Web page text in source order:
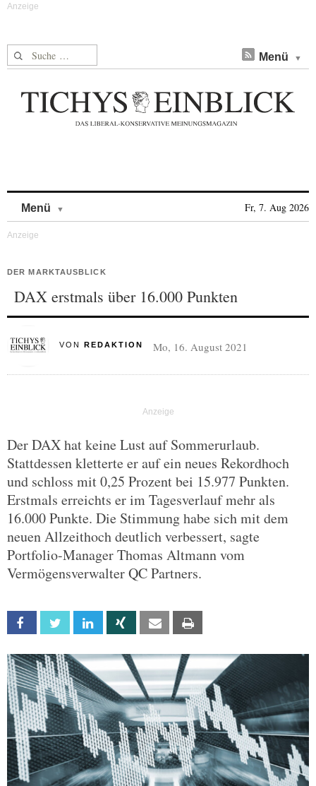
Suche nach: Menü
Menü Fr, 7. Aug 2026
DER MARKTAUSBLICK
DAX erstmals über 16.000 Punkten
VON REDAKTION Mo, 16. August 2021
Der DAX hat keine Lust auf Sommerurlaub.
Stattdessen kletterte er auf ein neues Rekordhoch
und schloss mit 0,25 Prozent bei 15.977 Punkten.
Erstmals erreichts er im Tagesverlauf mehr als
16.000 Punkte. Die Stimmung habe sich mit dem
neuen Allzeithoch deutlich verbessert, sagte
Portfolio-Manager Thomas Altmann vom
Vermögensverwalter QC Partners.
Facebook Twitter Linkedin Xing Email